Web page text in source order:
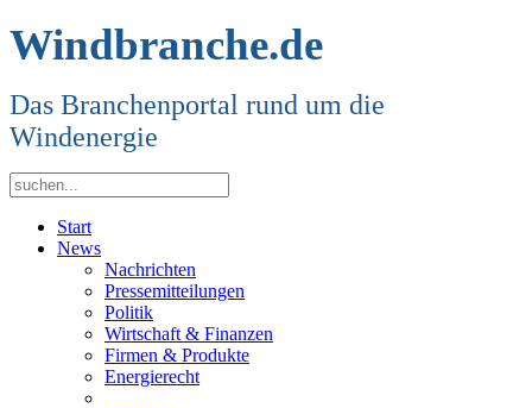
Windbranche.de
Das Branchenportal rund um die
Windenergie
Start
News
Nachrichten
Pressemitteilungen
Politik
Wirtschaft & Finanzen
Firmen & Produkte
Energierecht